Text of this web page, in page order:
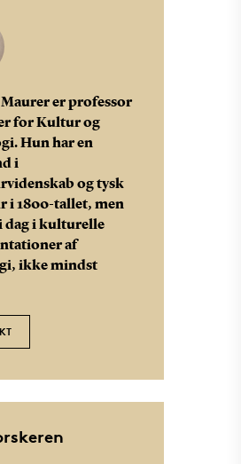
er professor
for Kultur og
Hun har en
i
og tysk
i 1800-tallet, men
dag i kulturelle
af
ikke mindst